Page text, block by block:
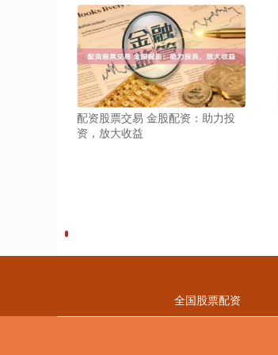
配资股票交易 金股配资：助力投
资，放大收益
全国股票配资